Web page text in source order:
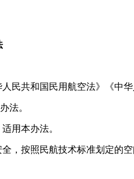
民共和国民用航空法》《中
法。
用本办法。
，按照民航技术标准划定的